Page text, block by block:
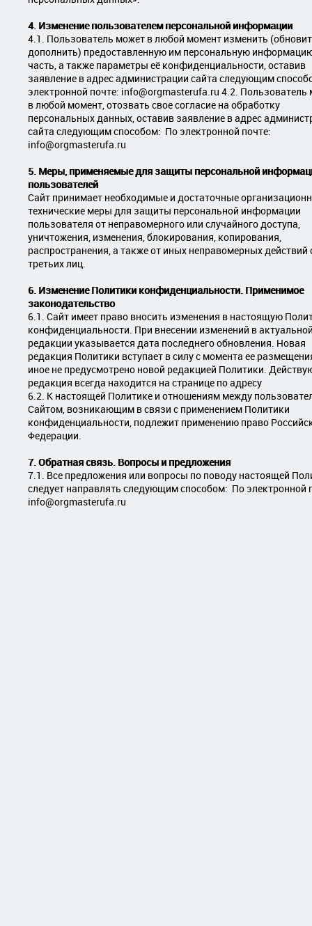
4. Изменение пользователем персональной информации
4.1. Пользователь может в любой момент изменить
дополнить) предоставленную им персональную
часть, а также параметры её конфиденциальности, оставив
заявление в адрес администрации сайта следующим
электронной почте: info@orgmasterufa.ru 4.2. Пользователь
в любой момент, отозвать свое согласие на обработку
персональных данных, оставив заявление в адрес
сайта следующим способом: ­ По электронной почте:
info@orgmasterufa.ru
5. Меры, применяемые для защиты персональной
пользователей
Сайт принимает необходимые и достаточные
технические меры для защиты персональной информации
пользователя от неправомерного или случайного доступа,
уничтожения, изменения, блокирования, копирования,
распространения, а также от иных неправомерных действий
третьих лиц.
6. Изменение Политики конфиденциальности. Применимое
законодательство
6.1. Сайт имеет право вносить изменения в настоящую
конфиденциальности. При внесении изменений в
редакции указывается дата последнего обновления. Новая
редакция Политики вступает в силу с момента ее
иное не предусмотрено новой редакцией Политики.
редакция всегда находится на странице по адресу
6.2. К настоящей Политике и отношениям между
Сайтом, возникающим в связи с применением Политики
конфиденциальности, подлежит применению право
Федерации.
7. Обратная связь. Вопросы и предложения
7.1. Все предложения или вопросы по поводу настоящей
следует направлять следующим способом: ­ По электронной
info@orgmasterufa.ru